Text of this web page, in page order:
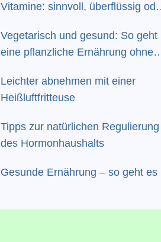
Vitamine: sinnvoll, überflüssig
Vegetarisch und gesund: So geht
eine pflanzliche Ernährung ohne
Leichter abnehmen mit einer
Heißluftfritteuse
Tipps zur natürlichen Regulierung
des Hormonhaushalts
Gesunde Ernährung – so geht es